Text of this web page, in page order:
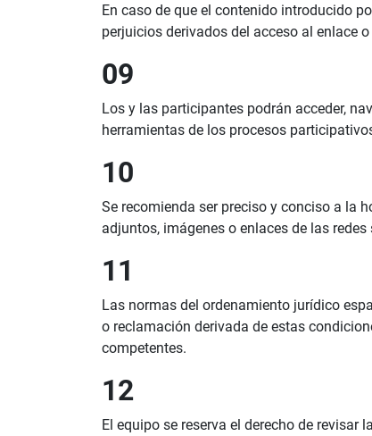
En caso de que el contenido introducido
perjuicios derivados del acceso al enlace
09
Los y las participantes podrán acceder,
herramientas de los procesos
10
Se recomienda ser preciso y conciso a la
adjuntos, imágenes o enlaces de las redes
11
Las normas del ordenamiento jurídico
o reclamación derivada de estas
competentes.
12
El equipo se reserva el derecho de